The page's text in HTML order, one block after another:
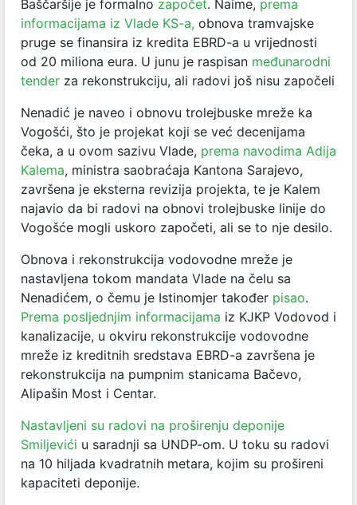
Baščaršije je formalno započet. Naime, prema
informacijama iz Vlade KS-a, obnova tramvajske
pruge se finansira iz kredita EBRD-a u vrijednosti
od 20 miliona eura. U junu je raspisan međunarodni
tender za rekonstrukciju, ali radovi još nisu započeli
Nenadić je naveo i obnovu trolejbuske mreže ka
Vogošći, što je projekat koji se već decenijama
čeka, a u ovom sazivu Vlade, prema navodima Adija
Kalema, ministra saobraćaja Kantona Sarajevo,
završena je eksterna revizija projekta, te je Kalem
najavio da bi radovi na obnovi trolejbuske linije do
Vogošće mogli uskoro započeti, ali se to nje desilo.
Obnova i rekonstrukcija vodovodne mreže je
nastavljena tokom mandata Vlade na čelu sa
Nenadićem, o čemu je Istinomjer također pisao.
Prema posljednjim informacijama iz KJKP Vodovod i
kanalizacije, u okviru rekonstrukcije vodovodne
mreže iz kreditnih sredstava EBRD-a završena je
rekonstrukcija na pumpnim stanicama Bačevo,
Alipašin Most i Centar.
Nastavljeni su radovi na proširenju deponije
Smiljevići u saradnji sa UNDP-om. U toku su radovi
na 10 hiljada kvadratnih metara, kojim su prošireni
kapaciteti deponije.